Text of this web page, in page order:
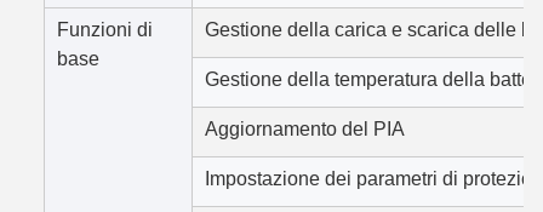
Funzioni di
base
Gestione della carica e scarica delle
Gestione della temperatura della
Aggiornamento del PIA
Impostazione dei parametri di